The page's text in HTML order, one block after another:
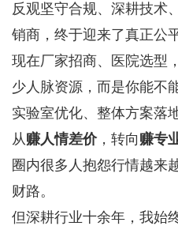
反观坚守合规、深耕技术
销商，终于迎来了真正公
现在厂家招商、医院选型
少人脉资源，而是你能不
实验室优化、整体方案落
从赚人情差价，转向 赚专
圈内很多人抱怨行情越来
财路。
但深耕行业十余年，我始